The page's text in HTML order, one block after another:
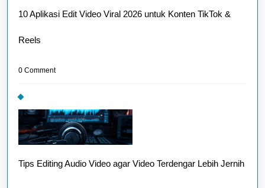
10 Aplikasi Edit Video Viral 2026 untuk Konten TikTok &
Reels
0 Comment
Tips Editing Audio Video agar Video Terdengar Lebih Jernih